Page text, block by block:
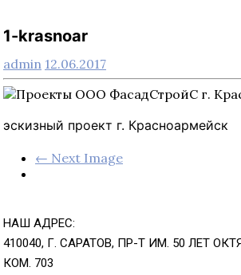
1-krasnoar
admin 12.06.2017
эскизный проект г. Красноармейск
← Next Image
НАШ АДРЕС:
410040, Г. САРАТОВ, ПР-Т ИМ. 50 ЛЕТ
КОМ. 703